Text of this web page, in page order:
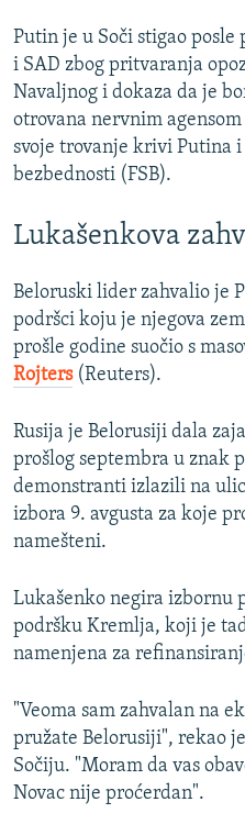
Putin je u Soči stigao
i SAD zbog pritvaranja
Navaljnog i dokaza da je
otrovana nervnim
svoje trovanje krivi Putina i
bezbednosti (FSB).
Lukašenkova
Beloruski lider zahvalio je
podršci koju je njegova
prošle godine suočio s
Rojters(Reuters).
Rusija je Belorusiji dala
prošlog septembra u znak
demonstranti izlazili na
izbora 9. avgusta za koje
namešteni.
Lukašenko negira izbornu
podršku Kremlja, koji je
namenjena za
"Veoma sam zahvalan na
pružate Belorusiji", rekao
Sočiju. "Moram da vas
Novac nije proćerdan".